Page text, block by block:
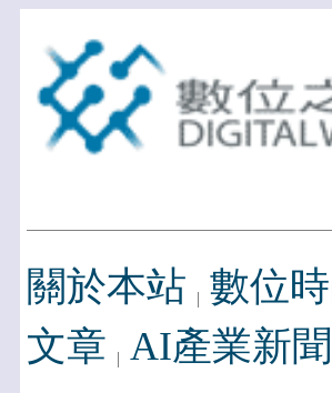
關於本站 數位
文章 AI產業新聞